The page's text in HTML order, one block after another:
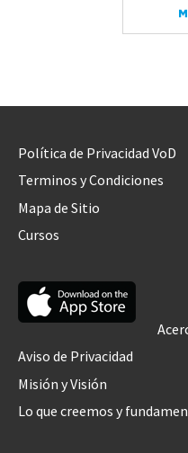
Política de Privacidad VoD
Terminos y Condiciones
Mapa de Sitio
Cursos
Aviso de Privacidad
Misión y Visión
Lo que creemos y